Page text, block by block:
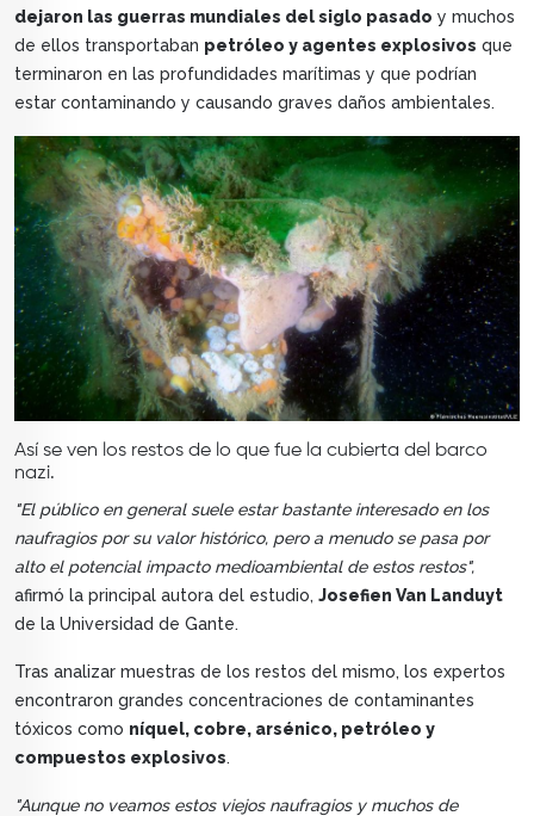
dejaron las guerras mundiales del siglo pasado y muchos
de ellos transportaban petróleo y agentes explosivos que
terminaron en las profundidades marítimas y que podrían
estar contaminando y causando graves daños ambientales.
Así se ven los restos de lo que fue la cubierta del barco
nazi.
"El público en general suele estar bastante interesado en los
naufragios por su valor histórico, pero a menudo se pasa por
alto el potencial impacto medioambiental de estos restos",
afirmó la principal autora del estudio, Josefien Van Landuyt
de la Universidad de Gante.
Tras analizar muestras de los restos del mismo, los expertos
encontraron grandes concentraciones de contaminantes
tóxicos como níquel, cobre, arsénico, petróleo y
compuestos explosivos.
"Aunque no veamos estos viejos naufragios y muchos de